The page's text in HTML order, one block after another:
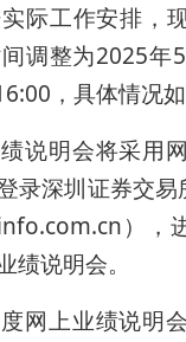
际工作安排，
调整为2025年
，具体情况如
说明会将采用
录深圳证券交易
），
绩说明会。
网上业绩说明